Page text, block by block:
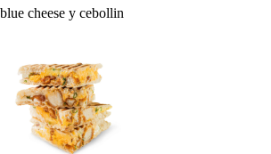
blue cheese y cebollin